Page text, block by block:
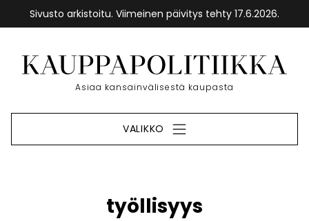
Sivusto arkistoitu. Viimeinen päivitys tehty 17.6.2026.
sisältöön
Etusivu
Asiaa kansainvälisestä kaupasta
VALIKKO
työllisyys